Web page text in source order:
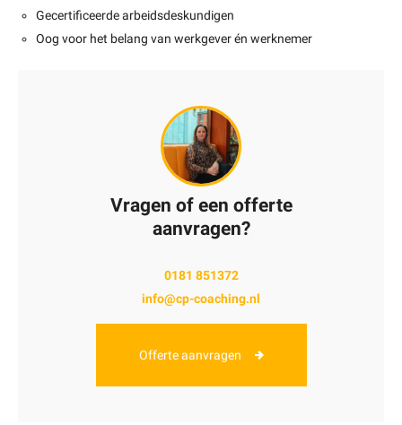
Gecertificeerde arbeidsdeskundigen
Oog voor het belang van werkgever én werknemer
Vragen of een offerte
aanvragen?
0181 851372
info@cp-coaching.nl
Offerte aanvragen